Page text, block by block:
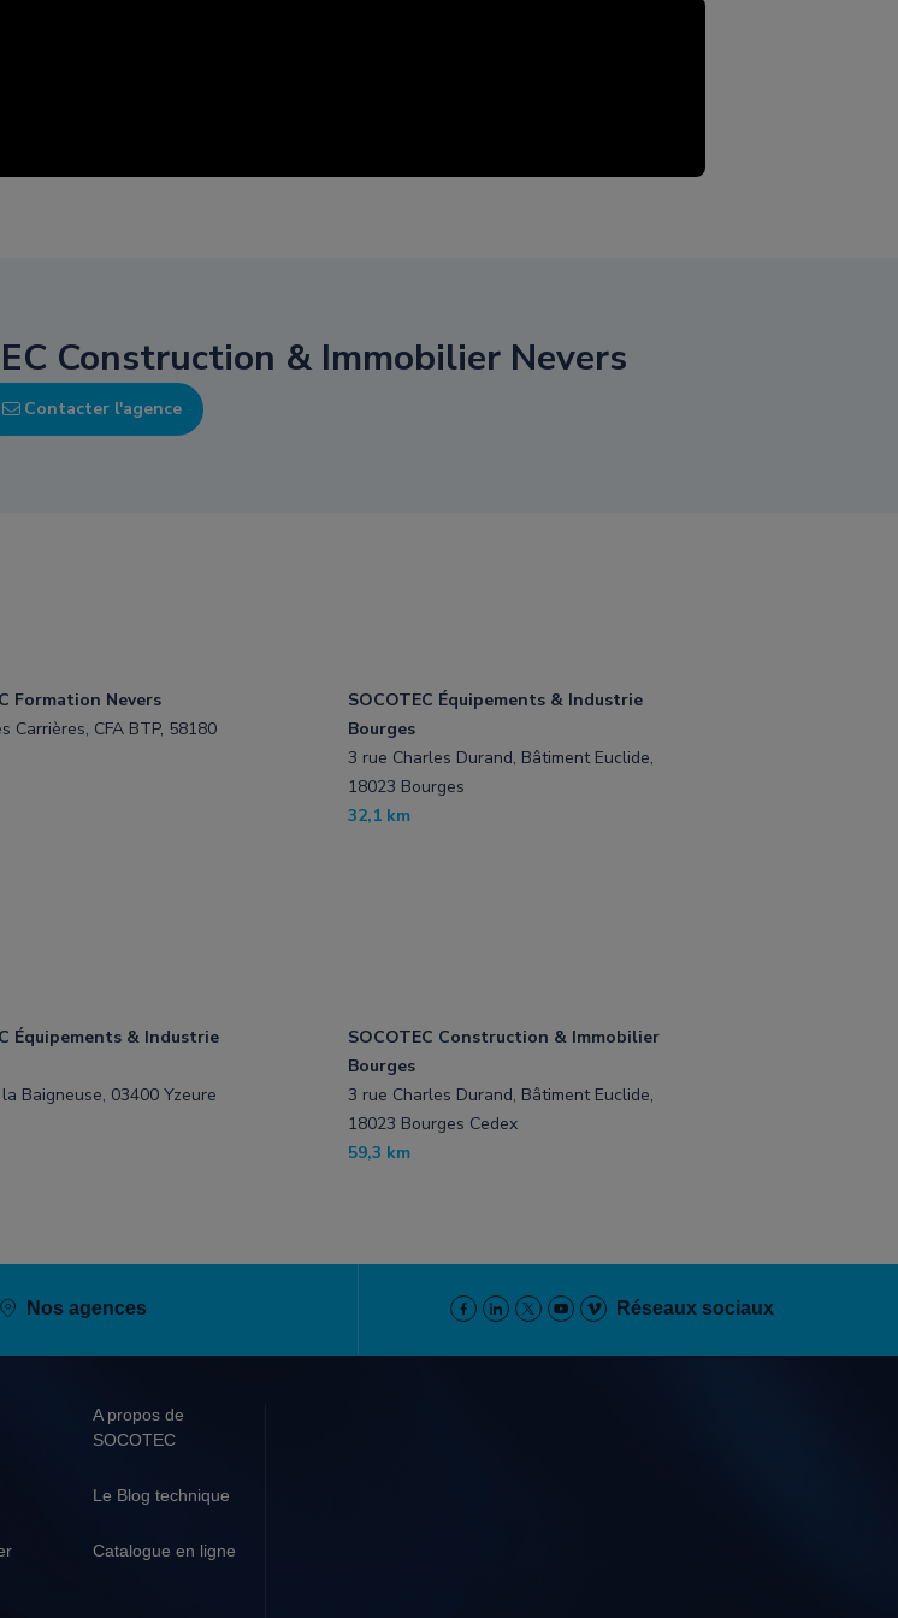
Construction & Immobilier Nevers
Contacter l'agence
Formation Nevers
Carrières, CFA BTP, 58180
SOCOTEC Équipements & Industrie
Bourges
3 rue Charles Durand, Bâtiment Euclide,
18023 Bourges
32,1 km
Équipements & Industrie
Baigneuse, 03400 Yzeure
SOCOTEC Construction & Immobilier
Bourges
3 rue Charles Durand, Bâtiment Euclide,
18023 Bourges Cedex
59,3 km
Nos agences Réseaux sociaux
A propos de
SOCOTEC
Le Blog technique
Catalogue en ligne